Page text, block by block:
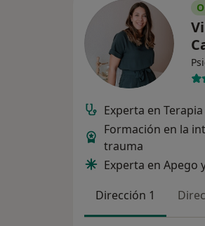
Experta en
Formación en la
trauma
Experta en Apego
Dirección 1